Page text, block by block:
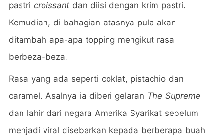
pastri croissant dan diisi dengan krim pastri.
Kemudian, di bahagian atasnya pula akan
ditambah apa-apa topping mengikut rasa
berbeza-beza.
Rasa yang ada seperti coklat, pistachio dan
caramel. Asalnya ia diberi gelaran The Supreme
dan lahir dari negara Amerika Syarikat sebelum
menjadi viral disebarkan kepada berberapa buah